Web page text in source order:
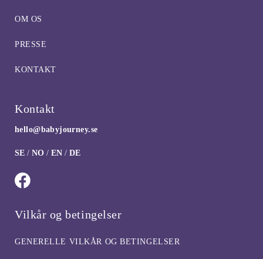
OM OS
PRESSE
KONTAKT
Kontakt
hello@babyjourney.se
SE / NO / EN / DE
Vilkår og betingelser
GENERELLE VILKÅR OG BETINGELSER